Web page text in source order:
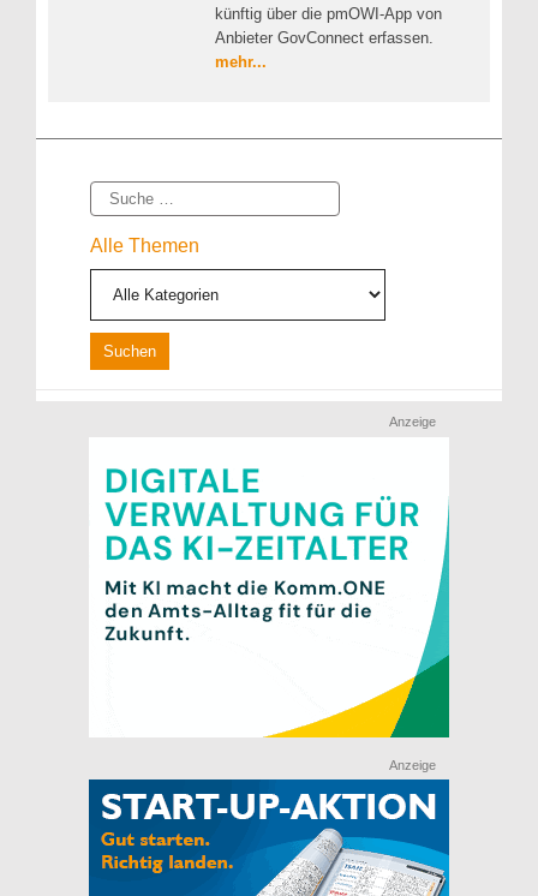
künftig über die pmOWI-App von
Anbieter GovConnect erfassen.
mehr...
Suche
Alle Themen
Anzeige
Anzeige